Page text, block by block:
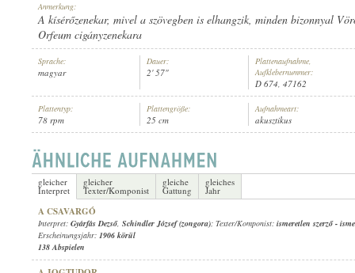
INTERPRET: GYÁRFÁS DEZSŐ ,ISMERETLEN CIGÁNYZENEKAR
PLATTENAUFNAHME:
Anmerkung:
A kísérőzenekar, mivel a szövegben is elhangzik, minden bizonnyal
Orfeum cigányzenekara
Sprache:
magyar
Dauer:
2' 57"
Plattenaufnahme,
Aufklebernummer:
D 674, 47162
Plattentyp:
78 rpm
Plattengröße:
25 cm
Aufnahmeart:
akusztikus
gleicher
Interpret
gleicher
Texter/Komponist
gleiche
Gattung
gleiches
Jahr
A CSAVARGÓ
Interpret: Gyárfás Dezső, Schindler József (zongora); Texter/Komponist: ismeretlen szerző-
Erscheinungsjahr: 1906 körül
138 Abspielen